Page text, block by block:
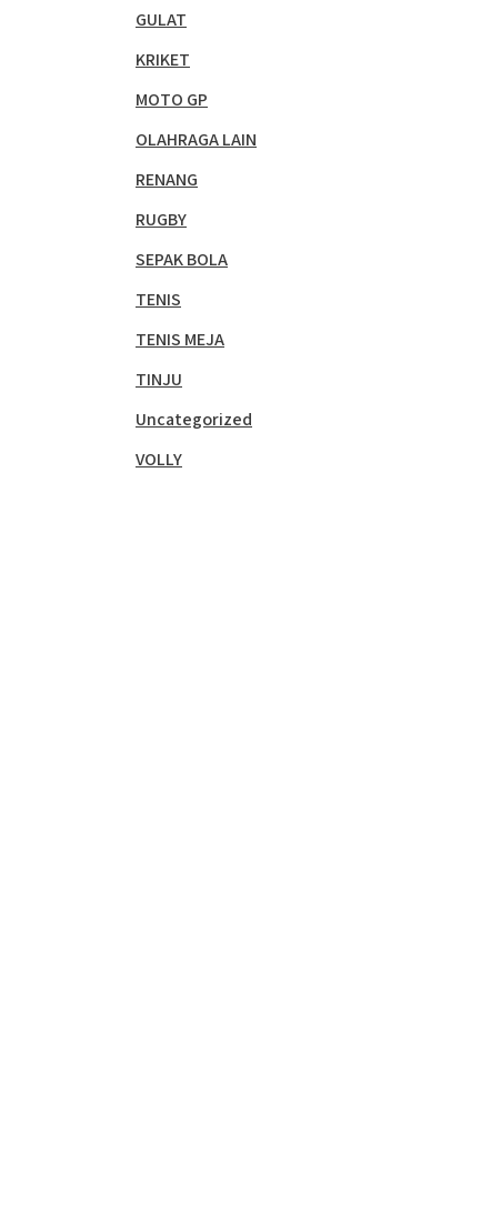
GULAT
KRIKET
MOTO GP
OLAHRAGA LAIN
RENANG
RUGBY
SEPAK BOLA
TENIS
TENIS MEJA
TINJU
Uncategorized
VOLLY